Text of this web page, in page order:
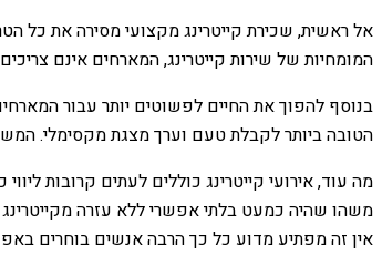
אל ראשית, שכירת קייטרינג מקצועי מסירה את כל
המומחיות של שירות קייטרינג, המארחים אינם
בנוסף להפוך את החיים לפשוטים יותר עבור
הטובה ביותר לקבלת טעם וערך מצגת מקסימלי.
מה עוד, אירועי קייטרינג כוללים לעתים קרובות
משהו שהיה כמעט בלתי אפשרי ללא עזרה מקייטרינג
אין זה מפתיע מדוע כל כך הרבה אנשים בוחרים